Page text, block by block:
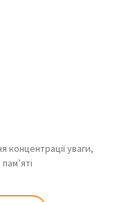
концентрації уваги,